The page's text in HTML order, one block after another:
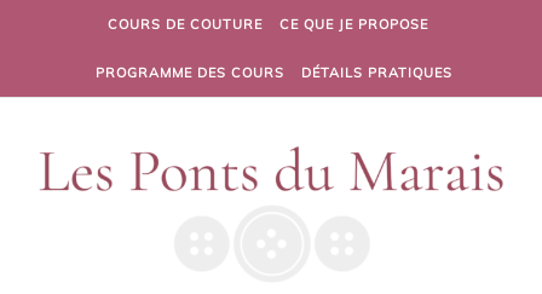
Skip to contentCOURS DE COUTURE CE QUE JE PROPOSE
PROGRAMME DES COURS DÉTAILS PRATIQUES